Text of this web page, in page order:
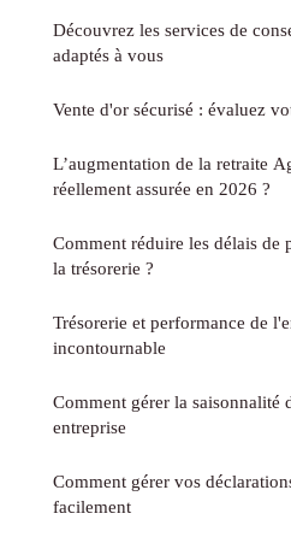
Découvrez les services de
adaptés à vous
Vente d'or sécurisé : évaluez
L’augmentation de la retraite
réellement assurée en 2026 ?
Comment réduire les délais de
la trésorerie ?
Trésorerie et performance de
incontournable
Comment gérer la saisonnalité
entreprise
Comment gérer vos
facilement